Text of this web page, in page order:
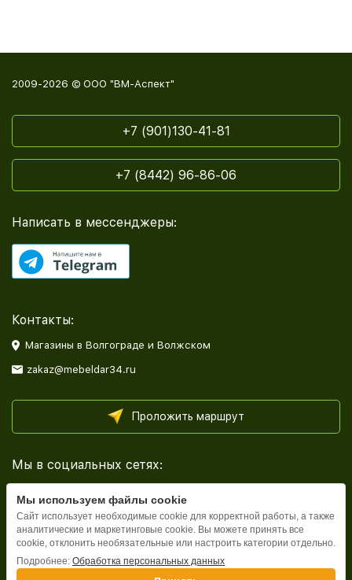
2009-2026 © ООО "ВМ-Аспект"
+7 (901)130-41-81
+7 (8442) 96-86-06
Написать в мессенджеры:
Контакты:
Магазины в Волгограде и Волжском
zakaz@mebeldar34.ru
Проложить маршрут
Мы в социальных сетях:
Каталог
Мы используем файлы cookie
Сайт использует необходимые cookie для корректной работы, а также
аналитические и маркетинговые cookie. Вы можете принять все
cookie, отклонить необязательные или настроить категории отдельно.
Подробнее: Обработка персональных данных